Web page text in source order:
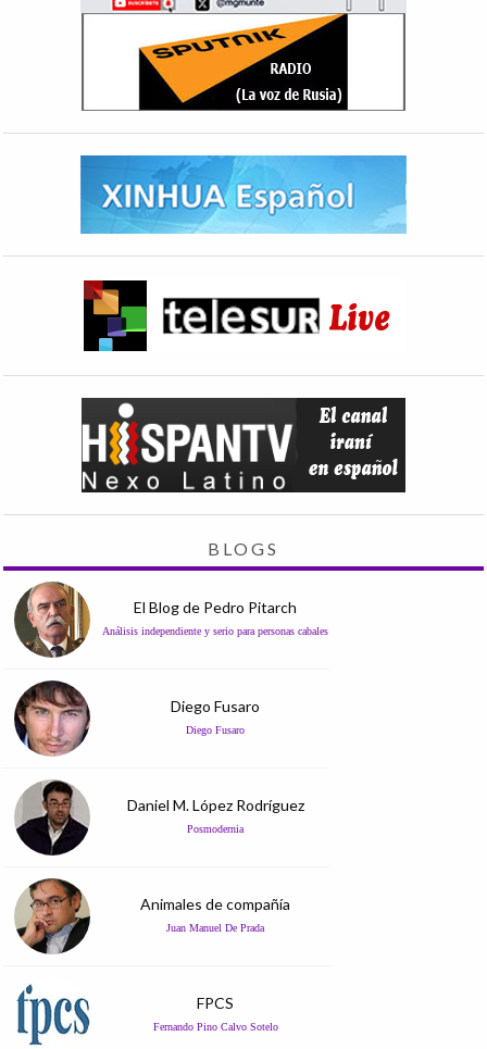
BLOGS
El Blog de Pedro Pitarch
Análisis independiente y serio para personas cabales
Diego Fusaro
Diego Fusaro
Daniel M. López Rodríguez
Posmodernia
Animales de compañía
Juan Manuel De Prada
FPCS
Fernando Pino Calvo Sotelo